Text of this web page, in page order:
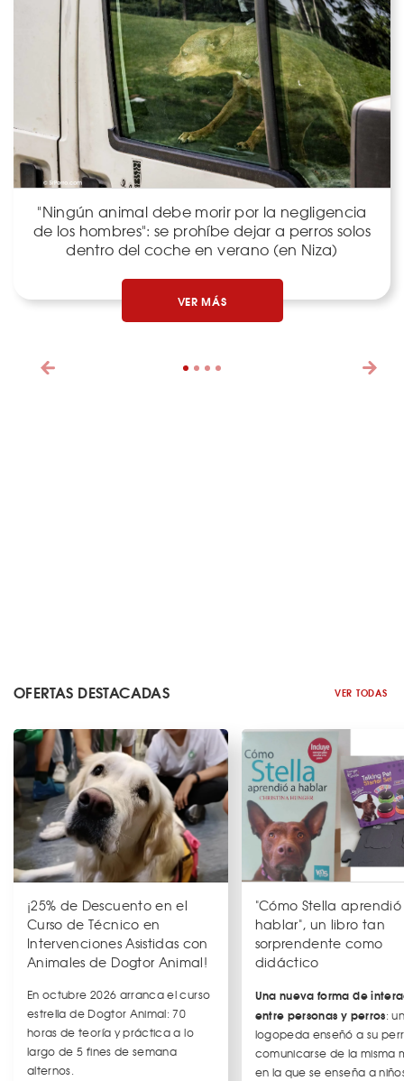
"Ningún animal debe morir por la negligencia
de los hombres": se prohíbe dejar a perros solos
dentro del coche en verano (en Niza)
VER MÁS
OFERTAS DESTACADAS VER TODAS
¡25% de Descuento en el
Curso de Técnico en
Intervenciones Asistidas con
Animales de Dogtor Animal!
En octubre 2026 arranca el curso
estrella de Dogtor Animal: 70
horas de teoría y práctica a lo
largo de 5 fines de semana
alternos.
"Cómo Stella
hablar", un libro tan
sorprendente como
didáctico
Una nueva forma de
entre personas y perros:
logopeda enseñó a su
comunicarse de la misma
en la que se enseña a